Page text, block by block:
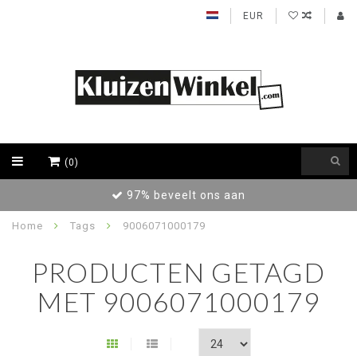
EUR
(0)
97% beveelt ons aan
Home Tags 9006071000179
PRODUCTEN GETAGD
MET 9006071000179